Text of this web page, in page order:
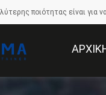
ποιότητας είναι για